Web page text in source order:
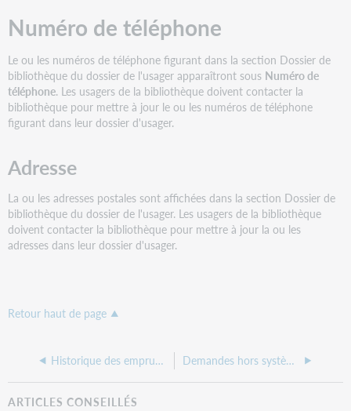
Numéro de téléphone
Le ou les numéros de téléphone figurant dans la section Dossier de
bibliothèque du dossier de l'usager apparaîtront sous Numéro de
téléphone. Les usagers de la bibliothèque doivent contacter la
bibliothèque pour mettre à jour le ou les numéros de téléphone
figurant dans leur dossier d'usager.
Adresse
La ou les adresses postales sont affichées dans la section Dossier de
bibliothèque du dossier de l'usager. Les usagers de la bibliothèque
doivent contacter la bibliothèque pour mettre à jour la ou les
adresses dans leur dossier d'usager.
Retour haut de page
Historique des emprunts Demandes hors système
ARTICLES CONSEILLÉS